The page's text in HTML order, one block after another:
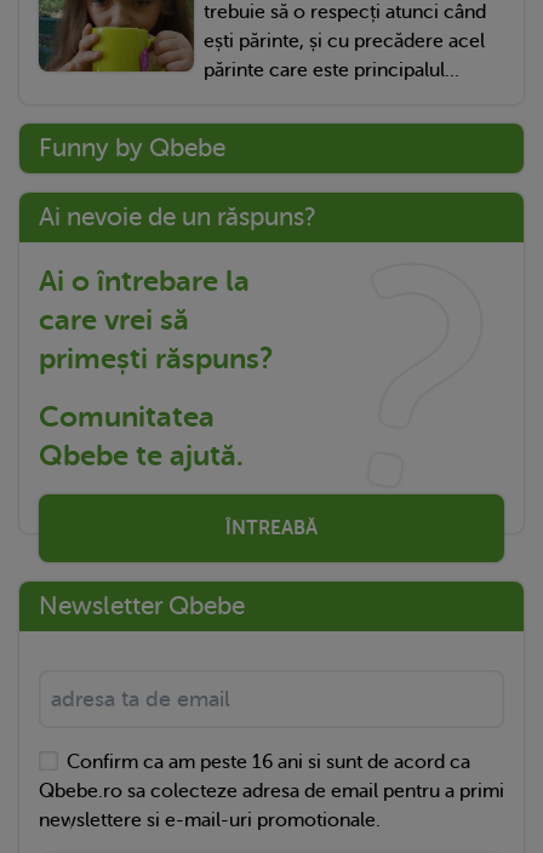
trebuie să o respecți atunci când
ești părinte, și cu precădere acel
părinte care este principalul...
Funny by Qbebe
Ai nevoie de un răspuns?
Ai o întrebare la
care vrei să
primești răspuns?
Comunitatea
Qbebe te ajută.
ÎNTREABĂ
Newsletter Qbebe
Confirm ca am peste 16 ani si sunt de acord ca
Qbebe.ro sa colecteze adresa de email pentru a primi
newslettere si e-mail-uri promotionale.